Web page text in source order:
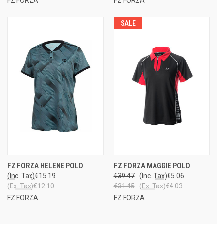
FZ FORZA HELENE POLO
€15.19
(Inc. Tax)
€12.10
(Ex. Tax)
FZ FORZA
SALE
FZ FORZA MAGGIE POLO
€39.47 €5.06
(Inc. Tax)
€31.45
€4.03
(Ex. Tax)
FZ FORZA